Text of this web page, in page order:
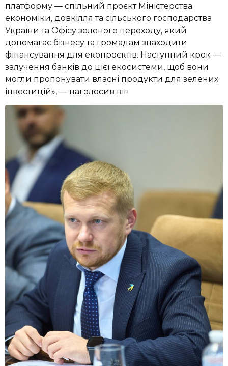
платформу — спільний проєкт Міністерства
економіки, довкілля та сільського господарства
України та Офісу зеленого переходу, який
допомагає бізнесу та громадам знаходити
фінансування для екопроєктів. Наступний крок —
залучення банків до цієї екосистеми, щоб вони
могли пропонувати власні продукти для зелених
інвестицій», — наголосив він.